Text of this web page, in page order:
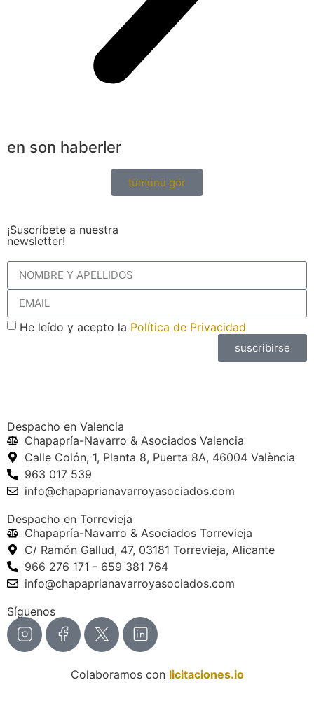
en son haberler
tümünü gör
¡Suscríbete a nuestra
newsletter!
He leído y acepto la Política de Privacidad
suscribirse
Despacho en Valencia
Chapapría-Navarro & Asociados Valencia
Calle Colón, 1, Planta 8, Puerta 8A, 46004 València
963 017 539
info@chapaprianavarroyasociados.com
Despacho en Torrevieja
Chapapría-Navarro & Asociados Torrevieja
C/ Ramón Gallud, 47, 03181 Torrevieja, Alicante
966 276 171 - 659 381 764
info@chapaprianavarroyasociados.com
Síguenos
Colaboramos con licitaciones.io